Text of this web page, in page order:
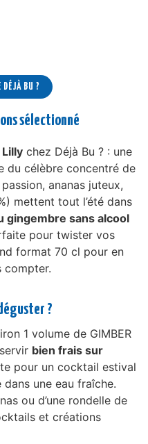
DÉJÀ BU ?
sélectionné
Lilly chez Déjà Bu ? : une
du célèbre concentré de
ananas juteux,
mettent tout l’été dans
gingembre sans alcool
pour twister vos
format 70 cl pour en
compter.
?
1 volume de GIMBER
bien frais sur
pour un cocktail estival
une eau fraîche.
ou d’une rondelle de
et créations